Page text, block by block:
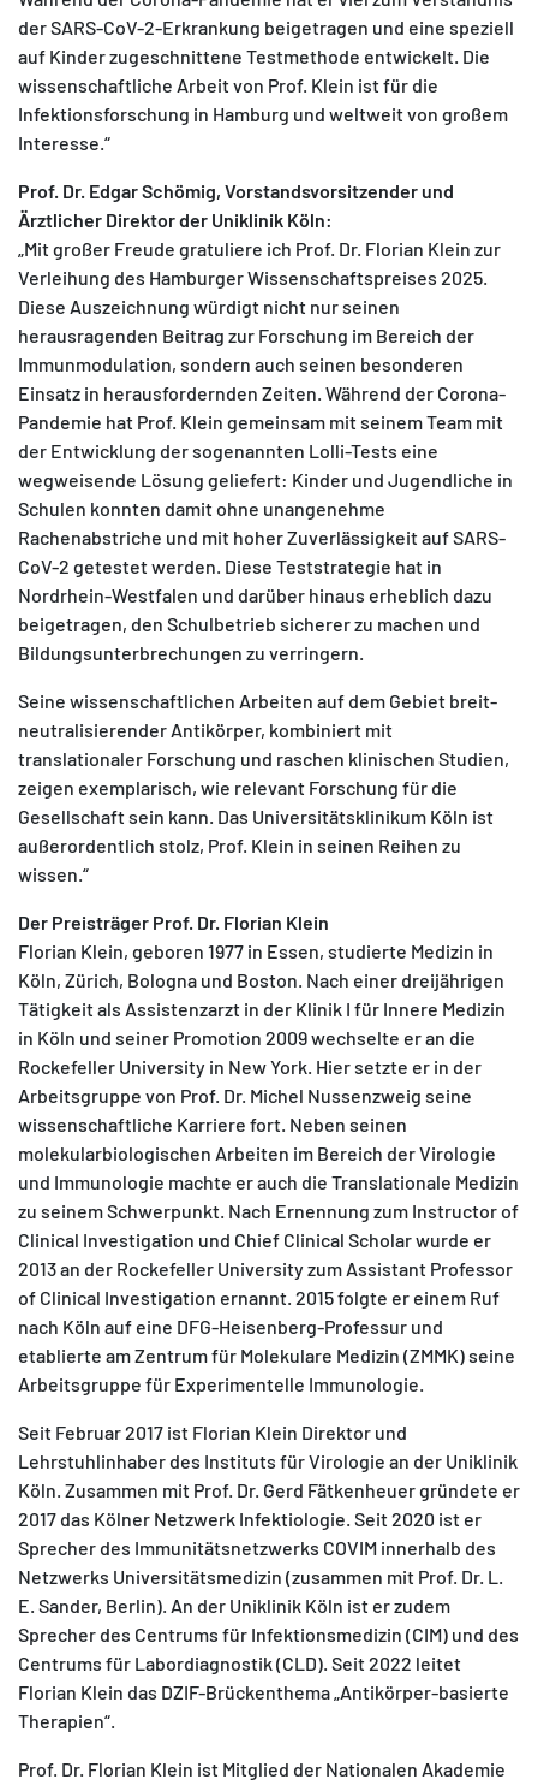
der SARS-CoV-2-Erkrankung beigetragen und eine speziell
auf Kinder zugeschnittene Testmethode entwickelt. Die
wissenschaftliche Arbeit von Prof. Klein ist für die
Infektionsforschung in Hamburg und weltweit von großem
Interesse.“
Prof. Dr. Edgar Schömig, Vorstandsvorsitzender und
Ärztlicher Direktor der Uniklinik Köln:
„Mit großer Freude gratuliere ich Prof. Dr. Florian Klein zur
Verleihung des Hamburger Wissenschaftspreises 2025.
Diese Auszeichnung würdigt nicht nur seinen
herausragenden Beitrag zur Forschung im Bereich der
Immunmodulation, sondern auch seinen besonderen
Einsatz in herausfordernden Zeiten. Während der Corona-
Pandemie hat Prof. Klein gemeinsam mit seinem Team mit
der Entwicklung der sogenannten Lolli-Tests eine
wegweisende Lösung geliefert: Kinder und Jugendliche in
Schulen konnten damit ohne unangenehme
Rachenabstriche und mit hoher Zuverlässigkeit auf SARS-
CoV-2 getestet werden. Diese Teststrategie hat in
Nordrhein-Westfalen und darüber hinaus erheblich dazu
beigetragen, den Schulbetrieb sicherer zu machen und
Bildungsunterbrechungen zu verringern.
Seine wissenschaftlichen Arbeiten auf dem Gebiet breit-
neutralisierender Antikörper, kombiniert mit
translationaler Forschung und raschen klinischen Studien,
zeigen exemplarisch, wie relevant Forschung für die
Gesellschaft sein kann. Das Universitätsklinikum Köln ist
außerordentlich stolz, Prof. Klein in seinen Reihen zu
wissen.“
Der Preisträger Prof. Dr. Florian Klein
Florian Klein, geboren 1977 in Essen, studierte Medizin in
Köln, Zürich, Bologna und Boston. Nach einer dreijährigen
Tätigkeit als Assistenzarzt in der Klinik I für Innere Medizin
in Köln und seiner Promotion 2009 wechselte er an die
Rockefeller University in New York. Hier setzte er in der
Arbeitsgruppe von Prof. Dr. Michel Nussenzweig seine
wissenschaftliche Karriere fort. Neben seinen
molekularbiologischen Arbeiten im Bereich der Virologie
und Immunologie machte er auch die Translationale Medizin
zu seinem Schwerpunkt. Nach Ernennung zum Instructor of
Clinical Investigation und Chief Clinical Scholar wurde er
2013 an der Rockefeller University zum Assistant Professor
of Clinical Investigation ernannt. 2015 folgte er einem Ruf
nach Köln auf eine DFG-Heisenberg-Professur und
etablierte am Zentrum für Molekulare Medizin (ZMMK) seine
Arbeitsgruppe für Experimentelle Immunologie.
Seit Februar 2017 ist Florian Klein Direktor und
Lehrstuhlinhaber des Instituts für Virologie an der Uniklinik
Köln. Zusammen mit Prof. Dr. Gerd Fätkenheuer gründete er
2017 das Kölner Netzwerk Infektiologie. Seit 2020 ist er
Sprecher des Immunitätsnetzwerks COVIM innerhalb des
Netzwerks Universitätsmedizin (zusammen mit Prof. Dr. L.
E. Sander, Berlin). An der Uniklinik Köln ist er zudem
Sprecher des Centrums für Infektionsmedizin (CIM) und des
Centrums für Labordiagnostik (CLD). Seit 2022 leitet
Florian Klein das DZIF-Brückenthema „Antikörper-basierte
Therapien“.
Prof. Dr. Florian Klein ist Mitglied der Nationalen Akademie